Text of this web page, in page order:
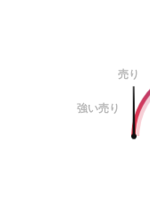
売り
強い売り